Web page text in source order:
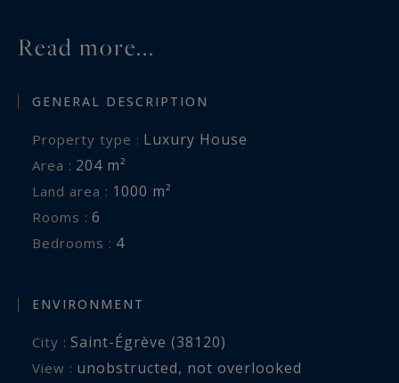
Read more...
GENERAL DESCRIPTION
Property type : Luxury House
Area : 204 m²
Land area : 1000 m²
Rooms : 6
Bedrooms : 4
ENVIRONMENT
City : Saint-Égrève (38120)
View : unobstructed, not overlooked